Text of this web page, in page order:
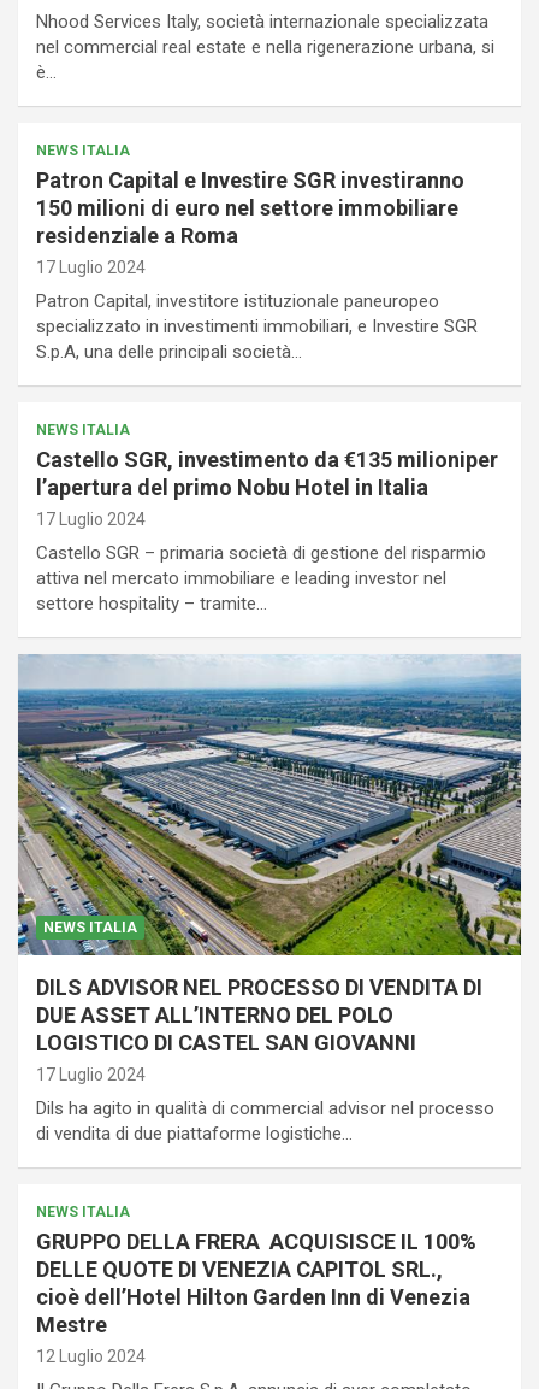
Nhood Services Italy, società internazionale specializzata
nel commercial real estate e nella rigenerazione urbana, si
è…
NEWS ITALIA
Patron Capital e Investire SGR investiranno
150 milioni di euro nel settore immobiliare
residenziale a Roma
17 Luglio 2024
Patron Capital, investitore istituzionale paneuropeo
specializzato in investimenti immobiliari, e Investire SGR
S.p.A, una delle principali società…
NEWS ITALIA
Castello SGR, investimento da €135 milioniper
l’apertura del primo Nobu Hotel in Italia
17 Luglio 2024
Castello SGR – primaria società di gestione del risparmio
attiva nel mercato immobiliare e leading investor nel
settore hospitality – tramite…
NEWS ITALIA
DILS ADVISOR NEL PROCESSO DI VENDITA DI
DUE ASSET ALL’INTERNO DEL POLO
LOGISTICO DI CASTEL SAN GIOVANNI
17 Luglio 2024
Dils ha agito in qualità di commercial advisor nel processo
di vendita di due piattaforme logistiche…
NEWS ITALIA
GRUPPO DELLA FRERA ACQUISISCE IL 100%
DELLE QUOTE DI VENEZIA CAPITOL SRL.,
cioè dell’Hotel Hilton Garden Inn di Venezia
Mestre
12 Luglio 2024